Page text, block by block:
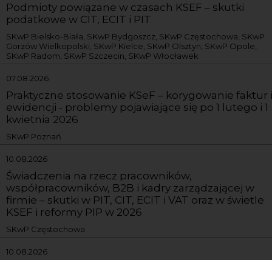
Podmioty powiązane w czasach KSEF – skutki
podatkowe w CIT, ECIT i PIT
SKwP Bielsko-Biała, SKwP Bydgoszcz, SKwP Częstochowa, SKwP
Gorzów Wielkopolski, SKwP Kielce, SKwP Olsztyn, SKwP Opole,
SKwP Radom, SKwP Szczecin, SKwP Włocławek
07.08.2026
Praktyczne stosowanie KSeF – korygowanie faktur i
ewidencji - problemy pojawiające się po 1 lutego i 1
kwietnia 2026
SKwP Poznań
10.08.2026
Świadczenia na rzecz pracowników,
współpracowników, B2B i kadry zarządzającej w
firmie – skutki w PIT, CIT, ECIT i VAT oraz w świetle
KSEF i reformy PIP w 2026
SKwP Częstochowa
10.08.2026